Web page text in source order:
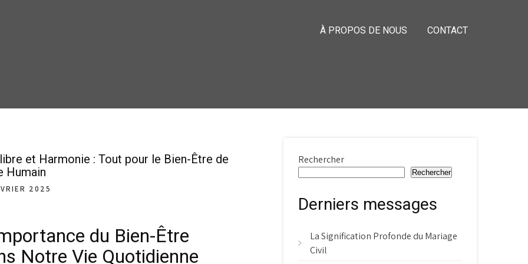
À PROPOS DE NOUS CONTACT
et Harmonie : Tout pour le Bien-Être de
Humain
2025
du Bien-Être
Notre Vie Quotidienne
Rechercher
Rechercher
Derniers messages
La Signification Profonde du Mariage
Civil